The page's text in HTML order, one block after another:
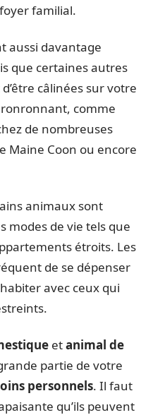
familial.
aussi davantage
que certaines autres
câlinées sur votre
comme
de nombreuses
Maine Coon ou encore
animaux sont
modes de vie tels que
étroits. Les
de se dépenser
avec ceux qui
etanimal de
partie de votre
personnels. Il faut
qu’ils peuvent